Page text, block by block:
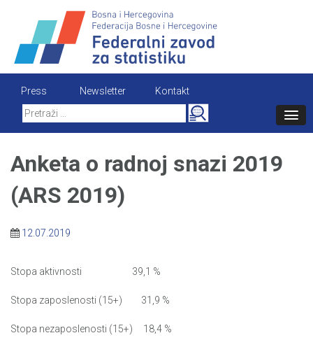
content
Press Newsletter
Kontakt
Search
for:
Anketa o radnoj snazi 2019
(ARS 2019)
12.07.2019
Stopa aktivnosti 39,1 %
Stopa zaposlenosti (15+) 31,9 %
Stopa nezaposlenosti (15+) 18,4 %